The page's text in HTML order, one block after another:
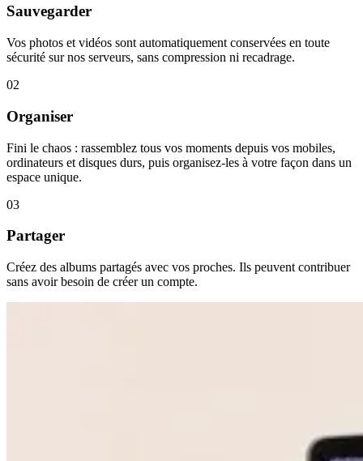
Sauvegarder
Vos photos et vidéos sont automatiquement conservées en toute
sécurité sur nos serveurs, sans compression ni recadrage.
02
Organiser
Fini le chaos : rassemblez tous vos moments depuis vos mobiles,
ordinateurs et disques durs, puis organisez-les à votre façon dans un
espace unique.
03
Partager
Créez des albums partagés avec vos proches. Ils peuvent contribuer
sans avoir besoin de créer un compte.